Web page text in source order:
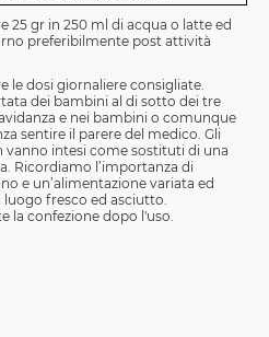
25 gr in 250 ml di acqua o latte ed
preferibilmente post attività
le dosi giornaliere consigliate.
dei bambini al di sotto dei tre
e nei bambini o comunque
sentire il parere del medico. Gli
intesi come sostituti di una
Ricordiamo l’importanza di
e un’alimentazione variata ed
fresco ed asciutto.
la confezione dopo l'uso.